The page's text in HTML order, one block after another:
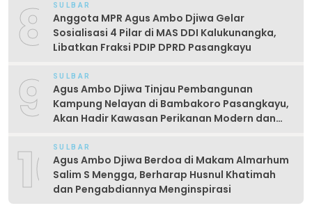
8 SULBAR
Anggota MPR Agus Ambo Djiwa Gelar
Sosialisasi 4 Pilar di MAS DDI Kalukunangka,
Libatkan Fraksi PDIP DPRD Pasangkayu
9 SULBAR
Agus Ambo Djiwa Tinjau Pembangunan
Kampung Nelayan di Bambakoro Pasangkayu,
Akan Hadir Kawasan Perikanan Modern dan
10SULBAR
Agus Ambo Djiwa Berdoa di Makam Almarhum
Salim S Mengga, Berharap Husnul Khatimah
dan Pengabdiannya Menginspirasi